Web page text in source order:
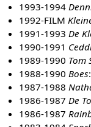
1993-1994
1992-FILM
1991-1993 De
1990-1991
1989-1990 Tom
1988-1990 Boes
1987-1988
1986-1987 De
1986-1987